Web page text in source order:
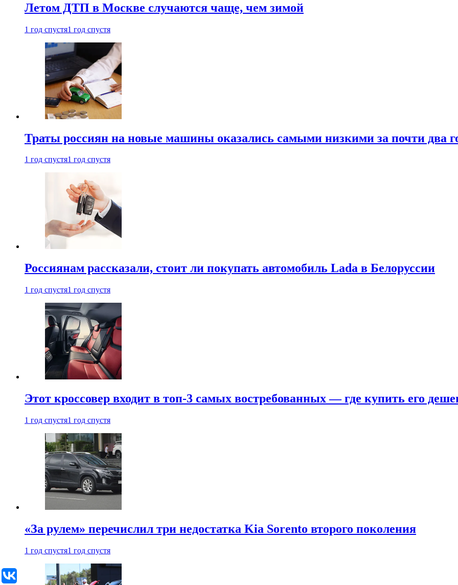
Летом ДТП в Москве случаются чаще, чем зимой
1 год спустя1 год спустя
Траты россиян на новые машины оказались самыми низкими за почти два
1 год спустя1 год спустя
Россиянам рассказали, стоит ли покупать автомобиль Lada в Белоруссии
1 год спустя1 год спустя
Этот кроссовер входит в топ-3 самых востребованных — где купить его
1 год спустя1 год спустя
«За рулем» перечислил три недостатка Kia Sorento второго поколения
1 год спустя1 год спустя